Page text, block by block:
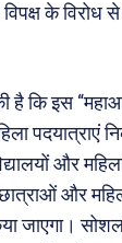
के विरोध
है कि इस
पदयात्राएं
और
और
जाएगा।